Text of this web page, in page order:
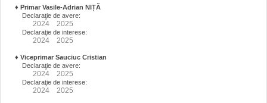
♦ Primar Vasile-Adrian NIȚĂ
Declaraţie de avere:
2024 2025
Declaraţie de interese:
2024 2025
♦ Viceprimar Sauciuc Cristian
Declaraţie de avere:
2024 2025
Declaraţie de interese:
2024 2025